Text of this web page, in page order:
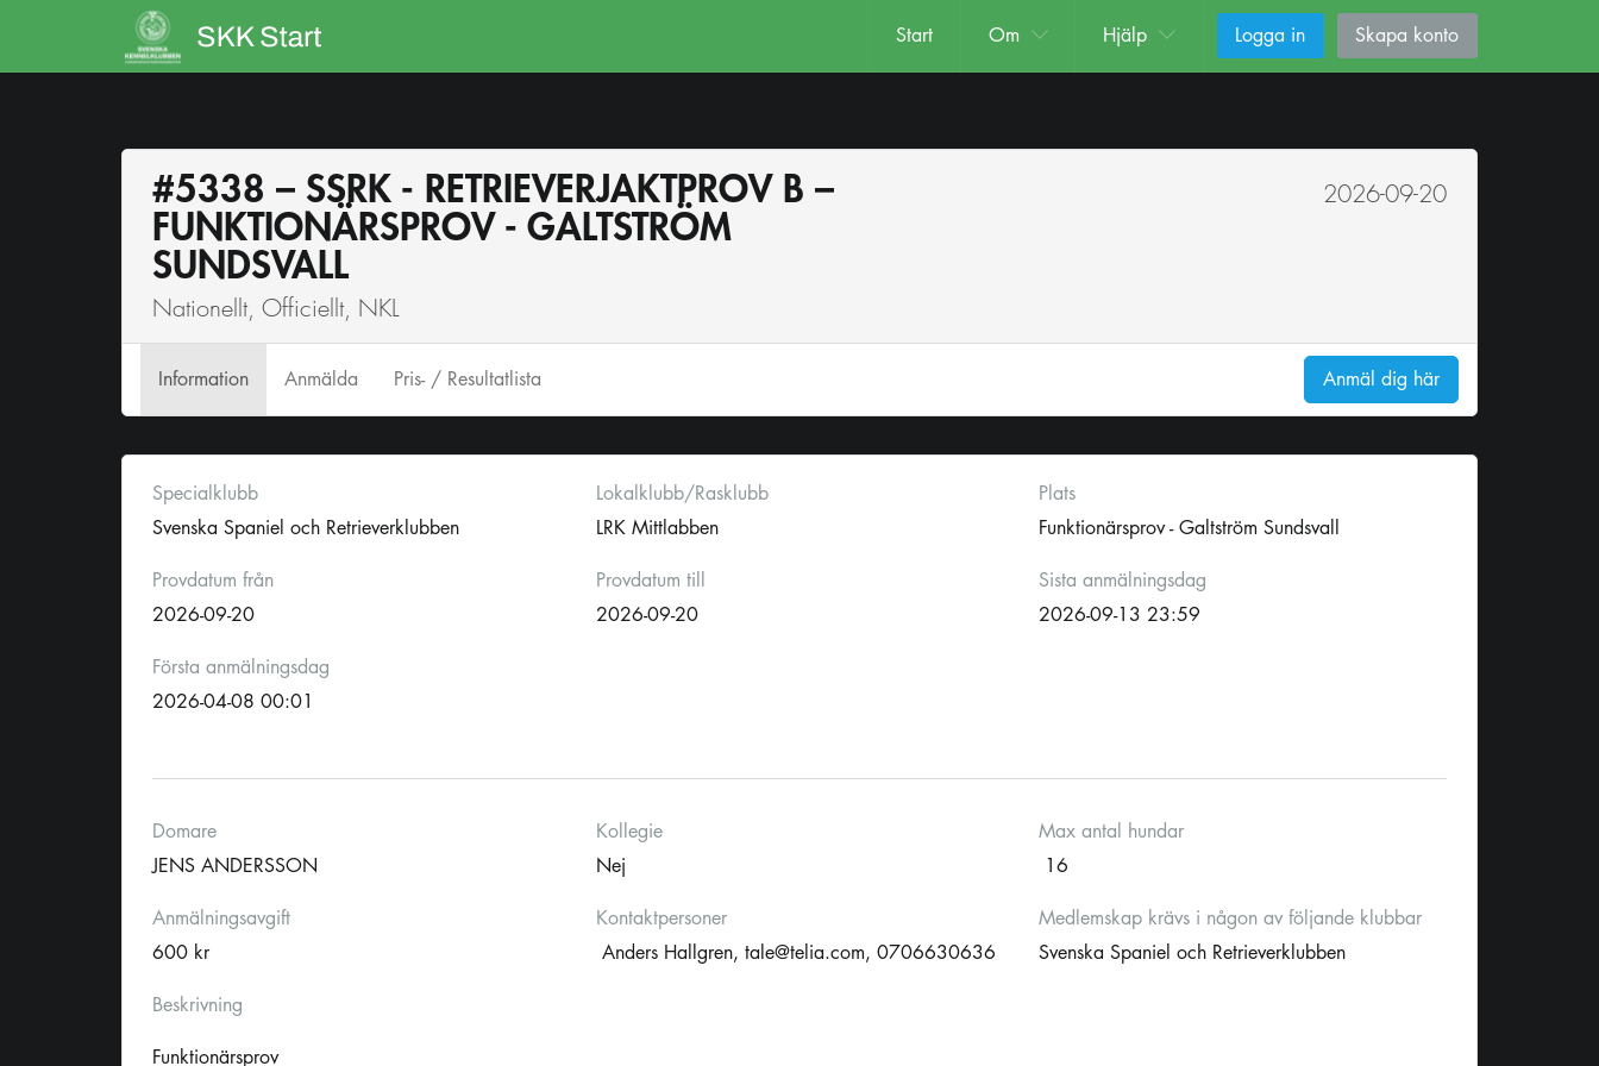
Start Om Hjälp Logga in Skapa konto
#5338 – SSRK - RETRIEVERJAKTPROV B –
FUNKTIONÄRSPROV - GALTSTRÖM
SUNDSVALL
Nationellt, Officiellt, NKL
2026-09-20
Anmäl dig här
Information Anmälda Pris- / Resultatlista
Specialklubb
Svenska Spaniel och Retrieverklubben
Lokalklubb/Rasklubb
LRK Mittlabben
Plats
Funktionärsprov - Galtström Sundsvall
Provdatum från
2026-09-20
Provdatum till
2026-09-20
Sista anmälningsdag
2026-09-13 23:59
Första anmälningsdag
2026-04-08 00:01
Domare
JENS ANDERSSON
Kollegie
Nej
Max antal hundar
16
Anmälningsavgift
600 kr
Kontaktpersoner
Anders Hallgren, tale@telia.com, 0706630636
Medlemskap krävs i någon av följande klubbar
Svenska Spaniel och Retrieverklubben
Beskrivning
Funktionärsprov